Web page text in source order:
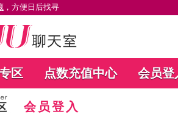
，方便日后找寻
区 点数充值中心 会员登
会员登入